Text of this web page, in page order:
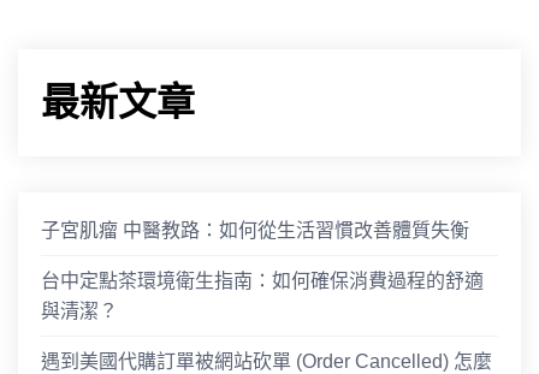
最新文章
子宮肌瘤 中醫教路：如何從生活習慣改善體質失衡
台中定點茶環境衛生指南：如何確保消費過程的舒適
與清潔？
遇到美國代購訂單被網站砍單 (Order Cancelled) 怎麼